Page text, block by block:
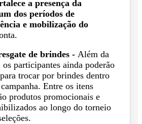
a presença da
dos períodos de
e mobilização do
de brindes - Além da
participantes ainda poderão
trocar por brindes dentro
Entre os itens
produtos promocionais e
ao longo do torneio